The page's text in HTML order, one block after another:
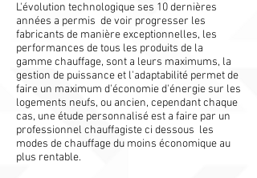
L'évolution technologique ses 10 dernières
années a permis de voir progresser les
fabricants de manière exceptionnelles, les
performances de tous les produits de la
gamme chauffage, sont a leurs maximums, la
gestion de puissance et l'adaptabilité permet de
faire un maximum d'économie d'énergie sur les
logements neufs, ou ancien, cependant chaque
cas, une étude personnalisé est a faire par un
professionnel chauffagiste ci dessous les
modes de chauffage du moins économique au
plus rentable. ​